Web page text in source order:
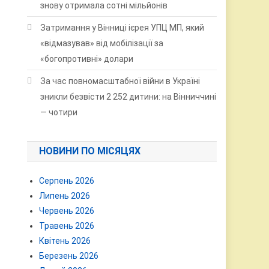
знову отримала сотні мільйонів
Затримання у Вінниці ієрея УПЦ МП, який
«відмазував» від мобілізації за
«богопротивні» долари
За час повномасштабної війни в Україні
зникли безвісти 2 252 дитини: на Вінниччині
— чотири
НОВИНИ ПО МІСЯЦЯХ
Серпень 2026
Липень 2026
Червень 2026
Травень 2026
Квітень 2026
Березень 2026